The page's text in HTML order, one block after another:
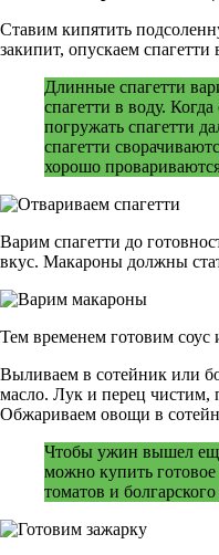
Ставим кипятить
закипит, опускаем спагетти
Длинные спагетти
спагетти в воду.
погружать спагетти
спагетти
хорошо
Варим спагетти до
вкус. Макароны должны
Тем временем готовим соус
Выливаем в сотейник или
масло. Лук и перец
Обжариваем овощи в
Чтобы ужин вышел
можно купить
томатов и